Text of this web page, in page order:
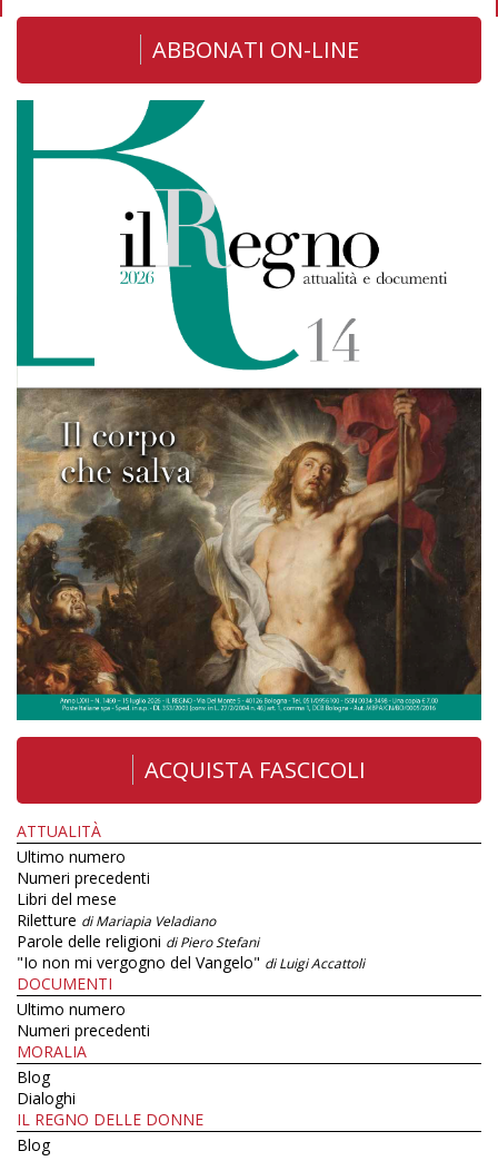
ABBONATI ON-LINE
ACQUISTA FASCICOLI
ATTUALITÀ
Ultimo numero
Numeri precedenti
Libri del mese
Riletture di Mariapia Veladiano
Parole delle religioni di Piero Stefani
"Io non mi vergogno del Vangelo" di Luigi Accattoli
DOCUMENTI
Ultimo numero
Numeri precedenti
MORALIA
Blog
Dialoghi
IL REGNO DELLE DONNE
Blog